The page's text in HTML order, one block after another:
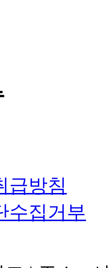
급방침
수집거부